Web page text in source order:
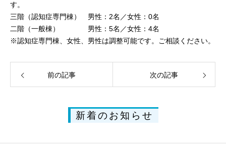
す。
三階（認知症専門棟） 男性：2名／女性：0名
二階（一般棟） 男性：5名／女性：4名
※認知症専門棟、女性、男性は調整可能です。ご相談ください。
前の記事 次の記事
新着のお知らせ